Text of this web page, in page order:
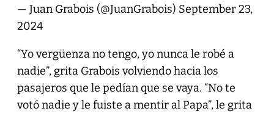
— Juan Grabois (@JuanGrabois) September 23,
2024
“Yo vergüenza no tengo, yo nunca le robé a
nadie”, grita Grabois volviendo hacia los
pasajeros que le pedían que se vaya. “No te
votó nadie y le fuiste a mentir al Papa”, le grita